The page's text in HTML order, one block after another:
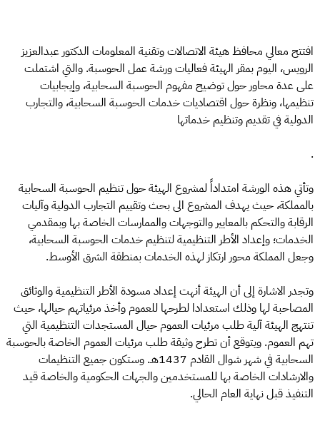
افتتح معالي محافظ هيئة الاتصالات وتقنية المعلومات الدكتور عبدالعزيز
الرويس، اليوم بمقر الهيئة فعاليات ورشة عمل الحوسبة. والتي اشتملت
على عدة محاور حول توضيح مفهوم الحوسبة السحابية، وإيجابيات
تنظيمها، ونظرة حول اقتصاديات خدمات الحوسبة السحابية، والتجارب
الدولية في تقديم وتنظيم خدماتها
.
وتأتي هذه الورشة امتداداً لمشروع الهيئة حول تنظيم الحوسبة السحابية
بالمملكة، حيث يهدف المشروع الى بحث وتقييم التجارب الدولية وآليات
الرقابة والتحكم بالمعايير والتوجهات والممارسات الخاصة بها وبمقدمي
الخدمات؛ وإعداد الأطر التنظيمية لتنظيم خدمات الحوسبة السحابية،
وجعل المملكة محور ارتكاز لهذه الخدمات بمنطقة الشرق الأوسط.
وتجدر الاشارة إلى أن الهيئة أنهت إعداد مسودة الأطر التنظيمية والوثائق
المصاحبة لها وذلك استعدادا لطرحها للعموم وأخذ مرئياتهم حيالها، حيث
تنتهج الهيئة آلية طلب مرئيات العموم حيال المستجدات التنظيمية التي
تهم العموم. ويتوقع أن تطرح وثيقة طلب مرئيات العموم الخاصة بالحوسبة
السحابية في شهر شوال القادم 1437هـ. وستكون جميع التنظيمات
والارشادات الخاصة بها للمستخدمين والجهات الحكومية والخاصة قيد
التنفيذ قبل نهاية العام الحالي.